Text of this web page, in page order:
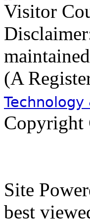
Visitor
(A
Site
best